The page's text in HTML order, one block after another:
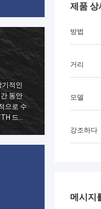
제한된 채로
니다. GYXTW
빠른 연결기,
컨테이너
령을 완성했
적인
섬유
제품 상
방법
거리
모델
강조하다
메시지